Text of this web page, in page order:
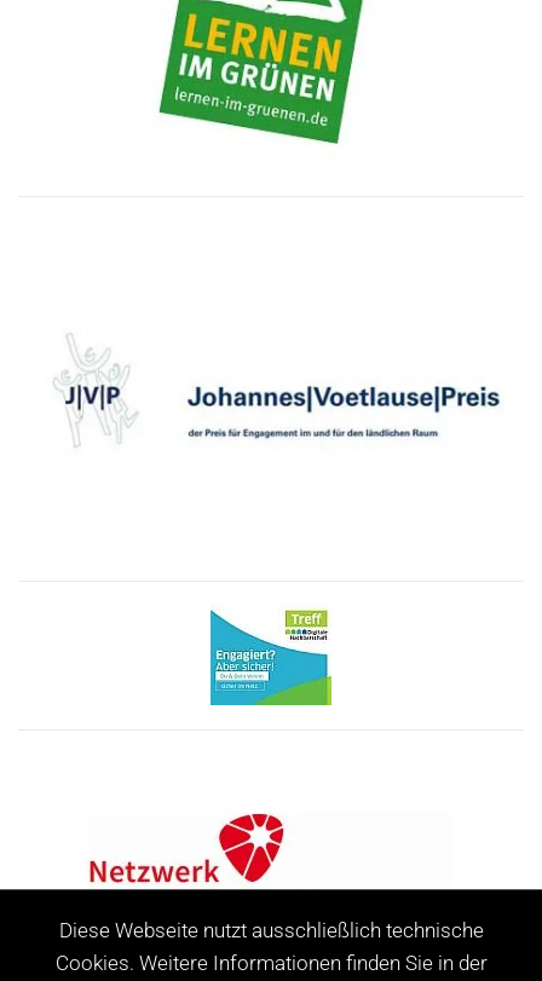
Diese Webseite nutzt ausschließlich technische
Cookies. Weitere Informationen finden Sie in der